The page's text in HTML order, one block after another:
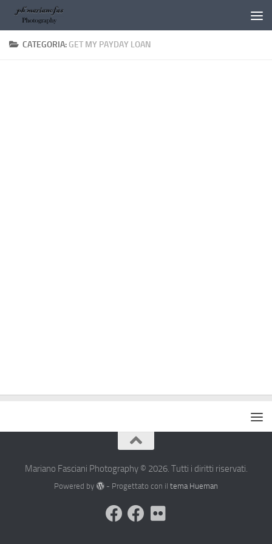
Salta al contenuto
CATEGORIA: GET MY PAYDAY LOAN
Mariano Fasciani Photography © 2026. Tutti i diritti riservati.
Powered by - Progettato con il tema Hueman